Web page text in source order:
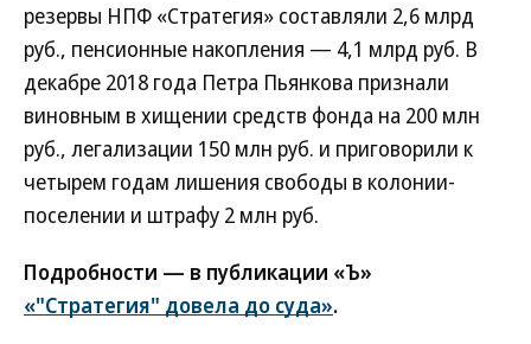
резервы НПФ «Стратегия» составляли 2,6 млрд
руб., пенсионные накопления — 4,1 млрд руб. В
декабре 2018 года Петра Пьянкова признали
виновным в хищении средств фонда на 200 млн
руб., легализации 150 млн руб. и приговорили к
четырем годам лишения свободы в колонии-
поселении и штрафу 2 млн руб.
Подробности — в публикации «Ъ»
«"Стратегия" довела до суда».